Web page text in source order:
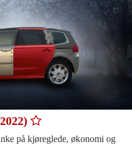
på kjøreglede, økonomi og